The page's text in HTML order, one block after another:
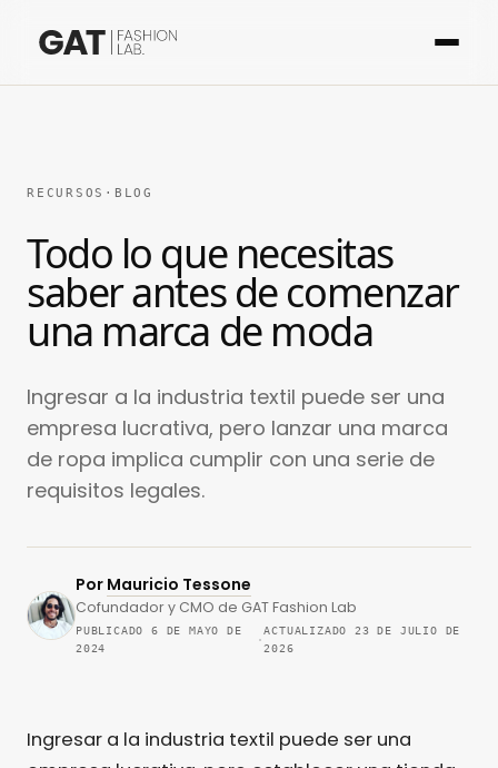
RECURSOS · BLOG
Todo lo que necesitas
saber antes de comenzar
una marca de moda
Ingresar a la industria textil puede ser una
empresa lucrativa, pero lanzar una marca
de ropa implica cumplir con una serie de
requisitos legales.
Por Mauricio Tessone
Cofundador y CMO de GAT Fashion Lab
PUBLICADO 6 DE MAYO DE
2024
·
ACTUALIZADO 23 DE JULIO DE
2026
Ingresar a la industria textil puede ser una